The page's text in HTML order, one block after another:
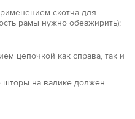
скотча для
рамы нужно обезжирить);
цепочкой как справа, так и
шторы на валике должен